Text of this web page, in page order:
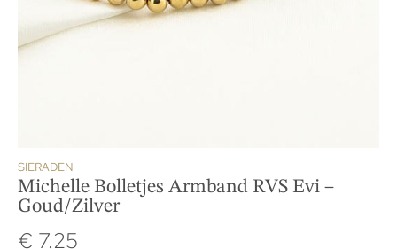
SIERADEN
Michelle Bolletjes Armband RVS Evi –
Goud/Zilver
€ 7.25